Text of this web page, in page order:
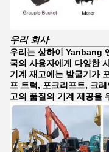
우리 회사
우리는 상하이 Yanbang
국의 사용자에게 다양한
기계 재고에는 발굴기가
프 트럭, 포크리프트, 크
고의 품질의 기계 제공을